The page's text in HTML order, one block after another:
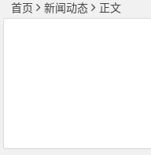
首页 新闻动态 正文